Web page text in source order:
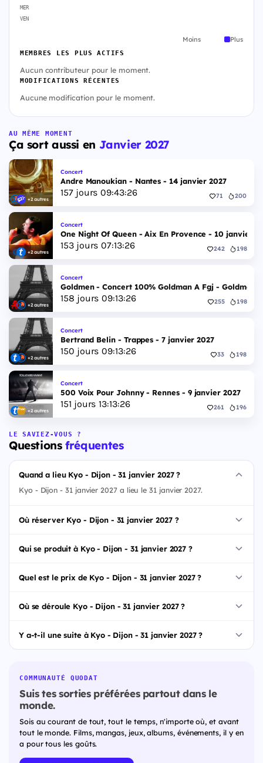
MER
VEN
Moins Plus
MEMBRES LES PLUS ACTIFS
Aucun contributeur pour le moment.
MODIFICATIONS RÉCENTES
Aucune modification pour le moment.
AU MÊME MOMENT
Ça sort aussi en Janvier 2027
+2 autres
Concert
Andre Manoukian - Nantes - 14 janvier 2027
157jours 09:43:25 71 200
+2 autres
Concert
One Night Of Queen - Aix En Provence - 10 janvier
153jours 07:13:25 242 198
+2 autres
Concert
Goldmen - Concert 100% Goldman A Fgj - Goldmen
158 jours 09:13:25 255 198
+2 autres
Concert
Bertrand Belin - Trappes - 7 janvier 2027
150 jours 09:13:25 33 198
+2 autres
Concert
500 Voix Pour Johnny - Rennes - 9 janvier 2027
151 jours 13:13:25 261 196
LE SAVIEZ-VOUS ?
Questionsfréquentes
Quand a lieu Kyo - Dijon - 31 janvier 2027 ?
Kyo - Dijon - 31 janvier 2027 a lieu le 31 janvier 2027.
Où réserver Kyo - Dijon - 31 janvier 2027 ?
Qui se produit à Kyo - Dijon - 31 janvier 2027 ?
Quel est le prix de Kyo - Dijon - 31 janvier 2027 ?
Où se déroule Kyo - Dijon - 31 janvier 2027 ?
Y a-t-il une suite à Kyo - Dijon - 31 janvier 2027 ?
COMMUNAUTÉ QUODAT
Suis tes sorties préférées partout dans le
monde.
Sois au courant de tout, tout le temps, n'importe où, et avant
tout le monde. Films, mangas, jeux, albums, événements, il y en
a pour tous les goûts.